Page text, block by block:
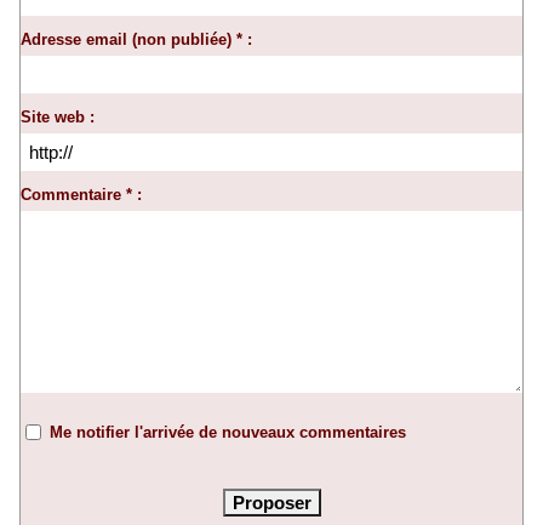
Adresse email (non publiée) * :
Site web :
Commentaire * :
Me notifier l'arrivée de nouveaux commentaires